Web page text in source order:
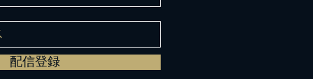
配信登録